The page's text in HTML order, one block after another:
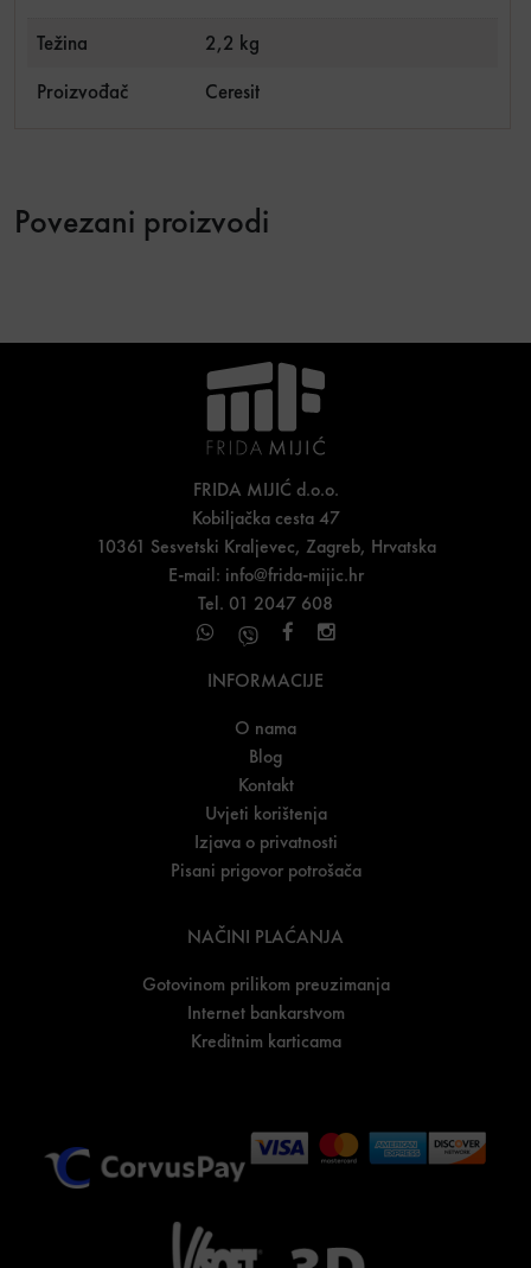
Težina
2,2 kg
Proizvođač
Ceresit
Povezani proizvodi
FRIDA MIJIĆ d.o.o.
Kobiljačka cesta 47
10361 Sesvetski Kraljevec, Zagreb, Hrvatska
E-mail: info@frida-mijic.hr
Tel. 01 2047 608
INFORMACIJE
O nama
Blog
Kontakt
Uvjeti korištenja
Izjava o privatnosti
Pisani prigovor potrošača
NAČINI PLAĆANJA
Gotovinom prilikom preuzimanja
Internet bankarstvom
Kreditnim karticama